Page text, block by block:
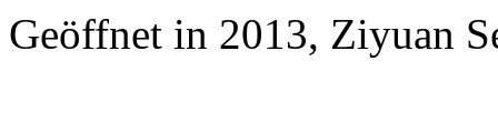
Geöffnet in 2013, Ziyuan